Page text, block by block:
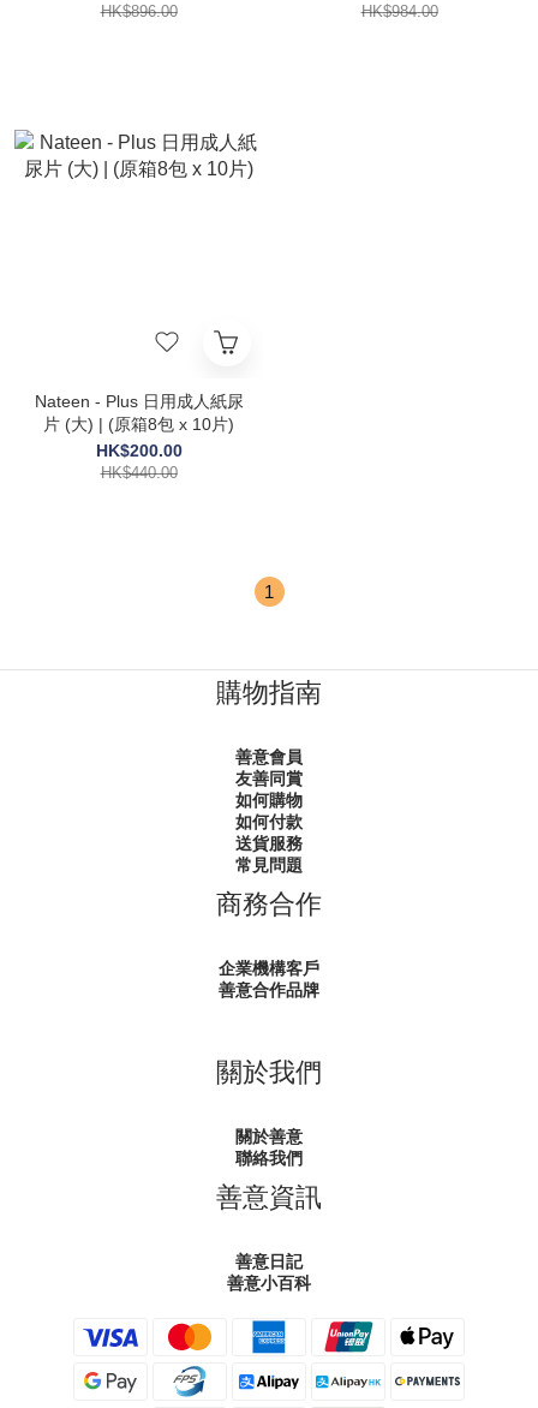
HK$896.00 HK$984.00
Nateen - Plus 日用成人紙尿
片 (大) | (原箱8包 x 10片)
HK$200.00
HK$440.00
1
購物指南
善意會員
友善同賞
如何購物
如何付款
送貨服務
常見問題
商務合作
企業機構客戶
善意合作品牌
關於我們
關於善意
聯絡我們
善意資訊
善意日記
善意小百科